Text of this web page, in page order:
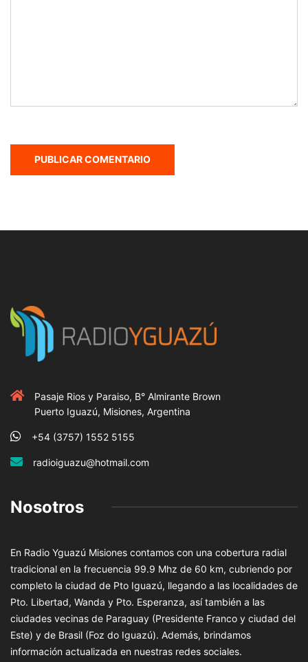
Pasaje Rios y Paraiso, B° Almirante Brown
Puerto Iguazú, Misiones, Argentina
+54 (3757) 1552 5155
radioiguazu@hotmail.com
Nosotros
En Radio Yguazú Misiones contamos con una cobertura radial
tradicional en la frecuencia 99.9 Mhz de 60 km, cubriendo por
completo la ciudad de Pto Iguazú, llegando a las localidades de
Pto. Libertad, Wanda y Pto. Esperanza, así también a las
ciudades vecinas de Paraguay (Presidente Franco y ciudad del
Este) y de Brasil (Foz do Iguazú). Además, brindamos
información actualizada en nuestras redes sociales.